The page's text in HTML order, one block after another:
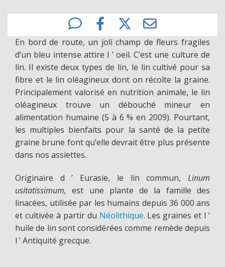
En bord de route, un joli champ de fleurs fragiles
d’un bleu intense attire l ’oeil. C’est une culture de
lin. Il existe deux types de lin, le lin cultivé pour sa
fibre et le lin oléagineux dont on récolte la graine.
Principalement valorisé en nutrition animale, le lin
oléagineux trouve un débouché mineur en
alimentation humaine (5 à 6 % en 2009). Pourtant,
les multiples bienfaits pour la santé de la petite
graine brune font qu’elle devrait être plus présente
dans nos assiettes.
Originaire d’ Eurasie, le lin commun,Linum
usitatissimum, est une plante de la famille des
linacées, utilisée par les humains depuis 36 000 ans
et cultivée à partir du Néolithique. Les graines et l ’
huile de lin sont considérées comme remède depuis
l ’Antiquité grecque.